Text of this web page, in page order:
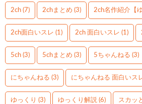
2ch (7) 2chまとめ (3) 2ch名作紹介【
2ch面白いスレ (1) 2ch 面白いスレ (1)
5ch (3) 5chまとめ (3) 5ちゃんねる (3)
にちゃんねる (3) にちゃんねる 面白いス
ゆっくり (3) ゆっくり解説 (6) スカッ